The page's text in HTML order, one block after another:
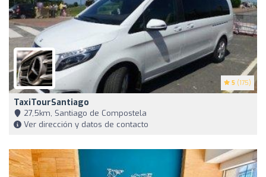
5 (175)
TaxiTourSantiago
27,5km, Santiago de Compostela
Ver dirección y datos de contacto